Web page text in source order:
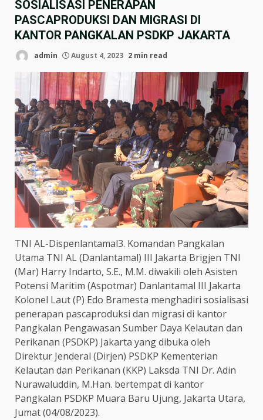
SOSIALISASI PENERAPAN
PASCAPRODUKSI DAN MIGRASI DI
KANTOR PANGKALAN PSDKP JAKARTA
admin August 4, 2023 2 min read
TNI AL-Dispenlantamal3. Komandan Pangkalan
Utama TNI AL (Danlantamal) III Jakarta Brigjen TNI
(Mar) Harry Indarto, S.E., M.M. diwakili oleh Asisten
Potensi Maritim (Aspotmar) Danlantamal III Jakarta
Kolonel Laut (P) Edo Bramesta menghadiri sosialisasi
penerapan pascaproduksi dan migrasi di kantor
Pangkalan Pengawasan Sumber Daya Kelautan dan
Perikanan (PSDKP) Jakarta yang dibuka oleh
Direktur Jenderal (Dirjen) PSDKP Kementerian
Kelautan dan Perikanan (KKP) Laksda TNI Dr. Adin
Nurawaluddin, M.Han. bertempat di kantor
Pangkalan PSDKP Muara Baru Ujung, Jakarta Utara,
Jumat (04/08/2023).